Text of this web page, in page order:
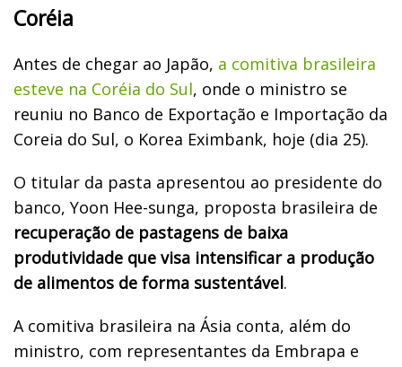
Coréia
Antes de chegar ao Japão, a comitiva brasileira
esteve na Coréia do Sul, onde o ministro se
reuniu no Banco de Exportação e Importação da
Coreia do Sul, o Korea Eximbank, hoje (dia 25).
O titular da pasta apresentou ao presidente do
banco, Yoon Hee-sunga, proposta brasileira de
recuperação de pastagens de baixa
produtividade que visa intensificar a produção
de alimentos de forma sustentável.
A comitiva brasileira na Ásia conta, além do
ministro, com representantes da Embrapa e